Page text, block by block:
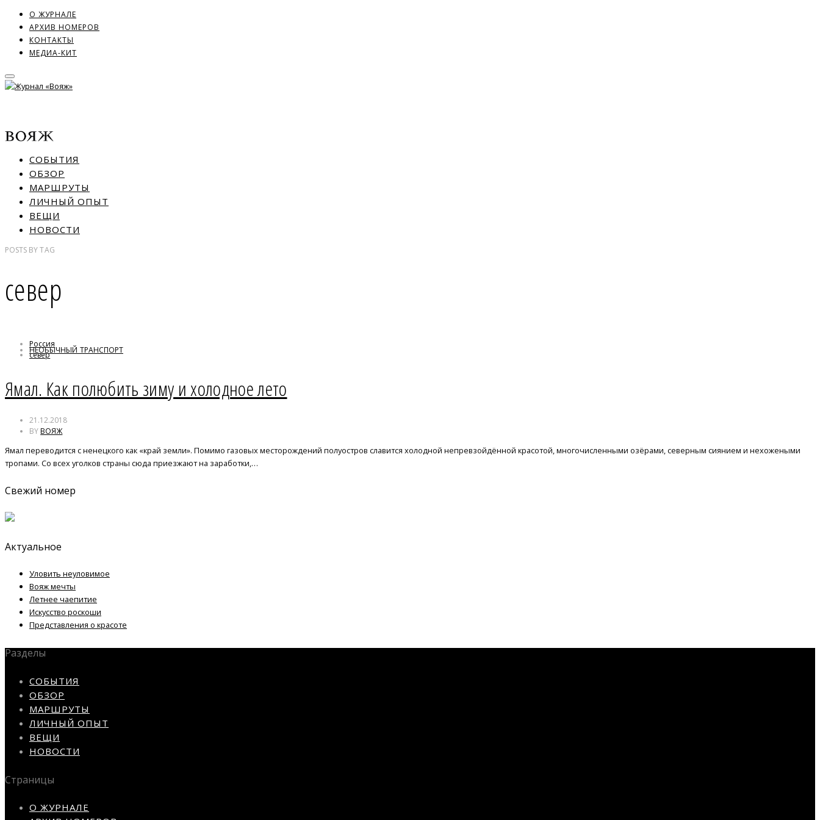
О ЖУРНАЛЕ
АРХИВ НОМЕРОВ
КОНТАКТЫ
МЕДИА-КИТ
СОБЫТИЯ
ОБЗОР
МАРШРУТЫ
ЛИЧНЫЙ ОПЫТ
ВЕЩИ
НОВОСТИ
POSTS BYTAG
север
НЕОБЫЧНЫЙ ТРАНСПОРТ
Россия
север
Ямал. Как полюбить зиму и холодное лето
21.12.2018
BYВОЯЖ
Ямал переводится с ненецкого как «край земли». Помимо газовых месторождений полуостров славится холодной непревзойдённой красотой, многочисленными озёрами, северным сиянием и нехожеными
тропами. Со всех уголков страны сюда приезжают на заработки,…
Свежий номер
Актуальное
Уловить неуловимое
Вояж мечты
Летнее чаепитие
Искусство роскоши
Представления о красоте
Разделы
СОБЫТИЯ
ОБЗОР
МАРШРУТЫ
ЛИЧНЫЙ ОПЫТ
ВЕЩИ
НОВОСТИ
Страницы
О ЖУРНАЛЕ